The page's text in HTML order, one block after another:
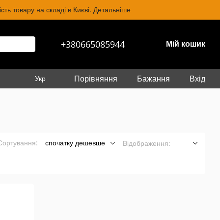
товару на складі в Києві. Детальніше
+380665085944 Мій кошик
Укр Порівняння Бажання Вхід
спочатку дешевше Відображення: